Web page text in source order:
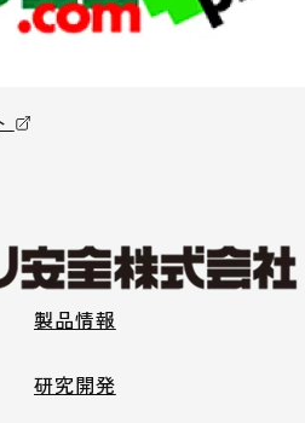
製品情報
研究開発